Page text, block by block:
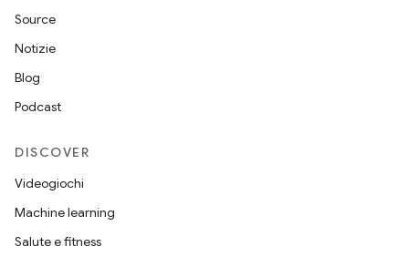
Source
Notizie
Blog
Podcast
DISCOVER
Videogiochi
Machine learning
Salute e fitness